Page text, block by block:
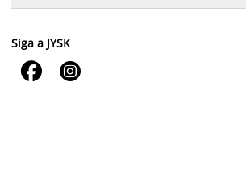
Siga a JYSK
 